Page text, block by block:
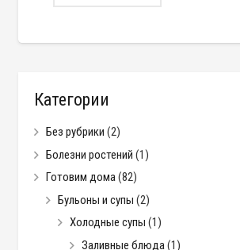
Категории
Без рубрики (2)
Болезни ростений (1)
Готовим дома(82)
Бульоны и супы (2)
Холодные супы (1)
Заливные блюда(1)